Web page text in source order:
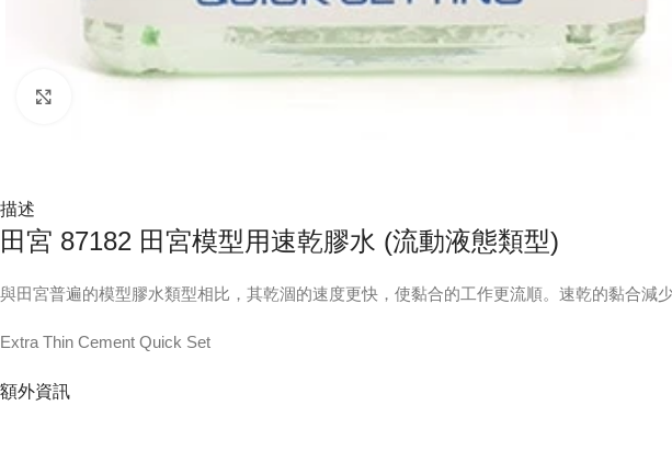
描述
田宮 87182 田宮模型用速乾膠水 (流動液態類型)
與田宮普遍的模型膠水類型相比，其乾涸的速度更快，使黏合的工作更流順。速乾的黏合
Extra Thin Cement Quick Set
額外資訊